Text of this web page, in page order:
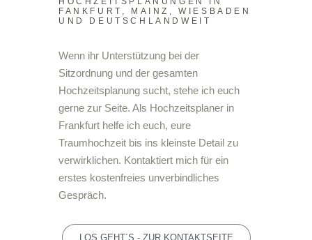
FANKFURT, MAINZ, WIESBADEN
UND DEUTSCHLANDWEIT
Wenn ihr Unterstützung bei der
Sitzordnung und der gesamten
Hochzeitsplanung sucht, stehe ich euch
gerne zur Seite. Als Hochzeitsplaner in
Frankfurt helfe ich euch, eure
Traumhochzeit bis ins kleinste Detail zu
verwirklichen. Kontaktiert mich für ein
erstes kostenfreies unverbindliches
Gespräch.
LOS GEHT´S - ZUR KONTAKTSEITE